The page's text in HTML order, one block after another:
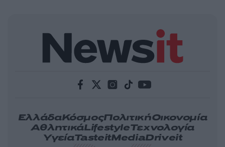
ΕλλάδαΚόσμοςΠολιτικήΟικονομία
ΑθλητικάLifestyleΤεχνολογία
ΥγείαTasteitMediaDriveit